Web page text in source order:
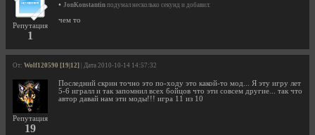
Репутация
1
• JonKonstantin подумал несколько секунд и добавил:
чем то
От: Wolf120590 [19|12] | Дата 2010-10-14 14:57:32
Репутация
19
Последний скрин точно это по-ходу это какой-то мод... Я эту игру лет
5-6 игралл и так запомнил всех бойцов что эти совсем другие... так что
автор давай нам эти моды!!! игра 11 из 10